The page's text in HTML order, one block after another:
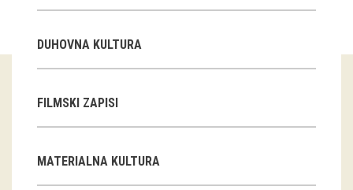
E-razstave
Virtualni sprehodi
Napovednik
dogodki
DUHOVNA KULTURA
FILMSKI ZAPISI
MATERIALNA KULTURA